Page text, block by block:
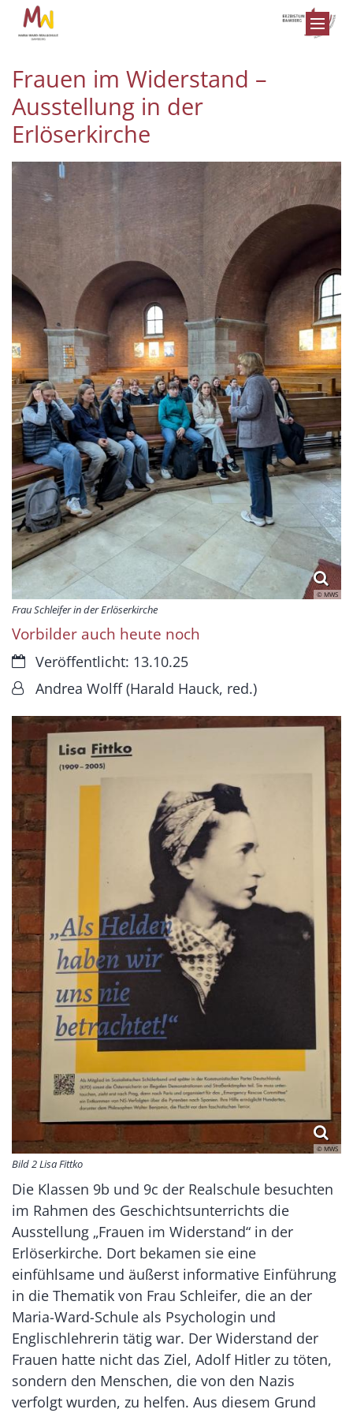
Zum Inhalt springen
Frauen im Widerstand –
Ausstellung in der
Erlöserkirche
© MWS
Frau Schleifer in der Erlöserkirche
Vorbilder auch heute noch
Datum:Veröffentlicht: 13.10.25
Von:Andrea Wolff (Harald Hauck, red.)
© MWS
Bild 2 Lisa Fittko
Die Klassen 9b und 9c der Realschule besuchten
im Rahmen des Geschichtsunterrichts die
Ausstellung „Frauen im Widerstand“ in der
Erlöserkirche. Dort bekamen sie eine
einfühlsame und äußerst informative Einführung
in die Thematik von Frau Schleifer, die an der
Maria-Ward-Schule als Psychologin und
Englischlehrerin tätig war. Der Widerstand der
Frauen hatte nicht das Ziel, Adolf Hitler zu töten,
sondern den Menschen, die von den Nazis
verfolgt wurden, zu helfen. Aus diesem Grund